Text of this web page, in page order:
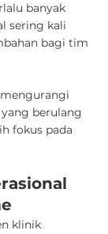
banyak
sering kali
bagi tim
berulang
fokus pada
klinik